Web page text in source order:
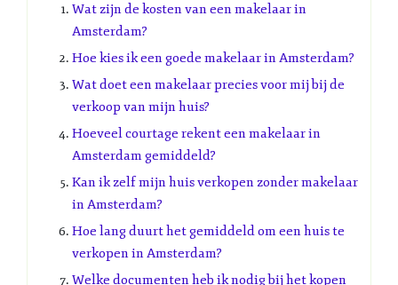
Wat zijn de kosten van een makelaar in
Amsterdam?
Hoe kies ik een goede makelaar in Amsterdam?
Wat doet een makelaar precies voor mij bij de
verkoop van mijn huis?
Hoeveel courtage rekent een makelaar in
Amsterdam gemiddeld?
Kan ik zelf mijn huis verkopen zonder makelaar
in Amsterdam?
Hoe lang duurt het gemiddeld om een huis te
verkopen in Amsterdam?
Welke documenten heb ik nodig bij het kopen